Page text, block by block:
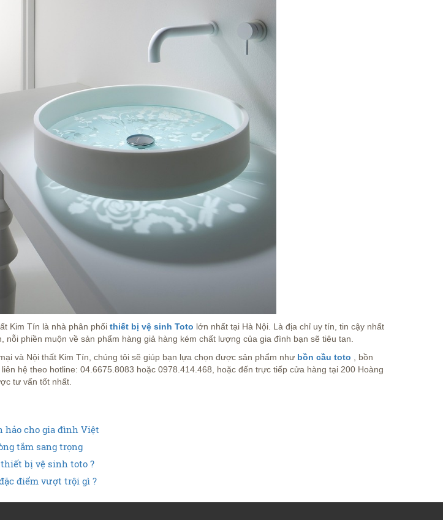
Kim Tín là nhà phân phối thiết bị vệ sinh Toto lớn nhất tại Hà Nội. Là địa chỉ uy tín, tin cậy nhất
phiền muộn về sản phẩm hàng giả hàng kém chất lượng của gia đình bạn sẽ tiêu tan.
và Nội thất Kim Tín, chúng tôi sẽ giúp bạn lựa chọn được sản phẩm như bồn cầu toto , bồn
hệ theo hotline: 04.6675.8083 hoặc 0978.414.468, hoặc đến trực tiếp cửa hàng tại 200 Hoàng
tư vấn tốt nhất.
hảo cho gia đình Việt
tắm sang trọng
bị vệ sinh toto ?
điểm vượt trội gì ?